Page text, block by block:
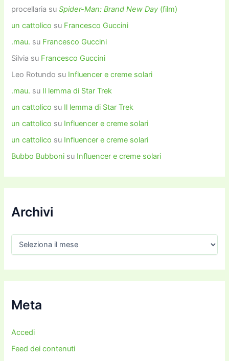
procellaria suSpider-Man: Brand New Day (film)
un cattolico su Francesco Guccini
.mau. su Francesco Guccini
Silvia su Francesco Guccini
Leo Rotundo su Influencer e creme solari
.mau. su Il lemma di Star Trek
un cattolico su Il lemma di Star Trek
un cattolico su Influencer e creme solari
un cattolico su Influencer e creme solari
Bubbo Bubboni su Influencer e creme solari
Archivi
h
i
iMeta
Accedi
Feed dei contenuti